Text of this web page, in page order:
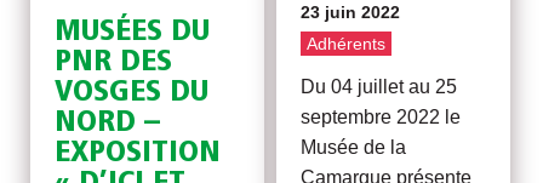
MUSÉES DU
PNR DES
VOSGES DU
NORD –
EXPOSITION
23 juin 2022
Adhérents
Du 04 juillet au 25
septembre 2022 le
Musée de la
Camargue présente